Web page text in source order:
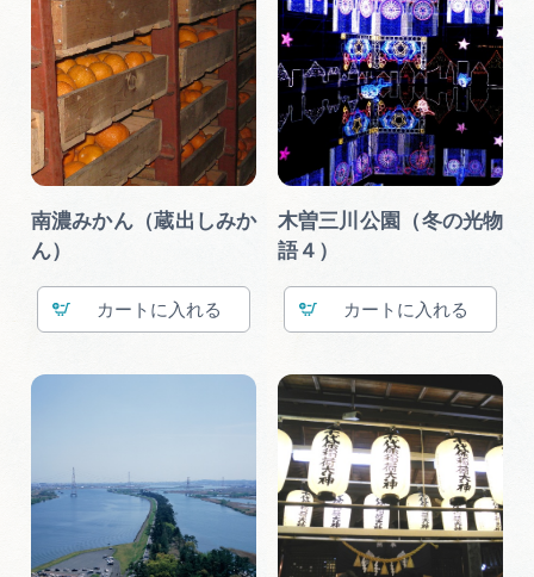
南濃みかん（蔵出しみか
ん）
カート
木曽三川公園（冬の光物
語４）
カート